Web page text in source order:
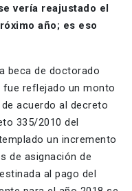
vería reajustado el
año; es eso
beca de doctorado
fue reflejado un monto
acuerdo al decreto
335/2010 del
un incremento
de asignación de
al pago del